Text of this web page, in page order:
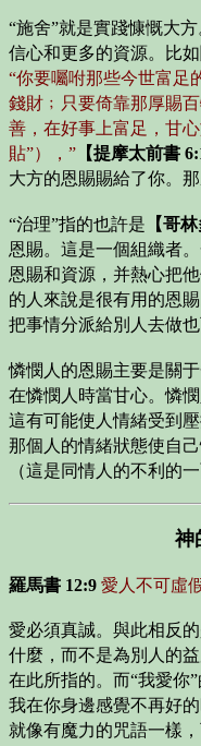
“施舍”就是實踐慷慨大
信心和更多的資源。比
“你要囑咐那些今世富足
錢財﹔只要倚靠那厚賜
善，在好事上富足，甘
貼”），” 【提摩太前書
大方的恩賜賜給了你。
“治理”指的也許是 【哥
恩賜。這是一個組織者
恩賜和資源，并熱心把
的人來說是很有用的恩
把事情分派給別人去做
憐憫人的恩賜主要是關
在憐憫人時當甘心。憐
這有可能使人情緒受到
那個人的情緒狀態使自
（這是同情人的不利的
神
羅馬書 12:9 愛人不可虛
愛必須真誠。與此相反
什麼，而不是為別人的
在此所指的。而“我愛你
我在你身邊感覺不再好
就像有魔力的咒語一樣